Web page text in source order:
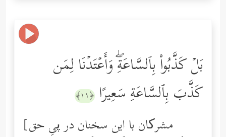
بَلۡ كَذَّبُواْ بِٱلسَّاعَةِۖ وَأَعۡتَدۡنَا لِمَن
كَذَّبَ بِٱلسَّاعَةِ سَعِیرًا ﴿١١﴾
[مشرکان با این سخنان در پیِ حق